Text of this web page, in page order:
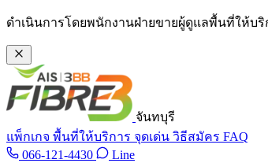
ข้ามไปเนื้อหาหลัก
ดำเนินการโดยพนักงานฝ่ายขายผู้ดูแลพื้นที่ให้บ
จันทบุรี
แพ็กเกจ พื้นที่ให้บริการ จุดเด่น วิธีสมัคร FAQ
066-121-4430 โทร 066-121-4430
LineLine @tan3bb